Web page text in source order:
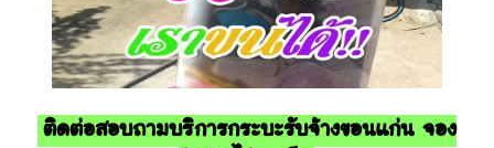
ติดต่อสอบถามบริการกระบะรับจ้างขอนแก่น จอง